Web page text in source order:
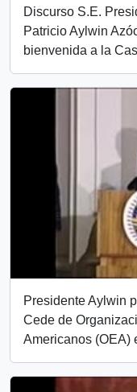
Discurso S.E.
Patricio Aylwin
bienvenida a la
Presidente Aylwin
Cede de
Americanos (OEA)